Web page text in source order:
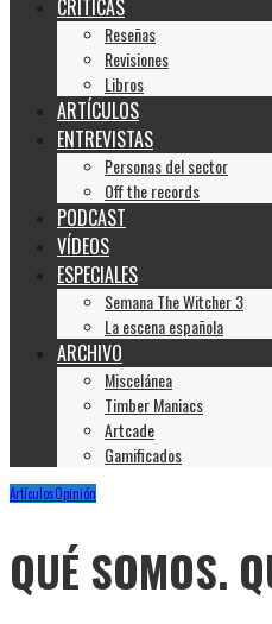
CRÍTICAS
Reseñas
Revisiones
Libros
ARTÍCULOS
ENTREVISTAS
Personas del sector
Off the records
PODCAST
VÍDEOS
ESPECIALES
Semana The Witcher 3
La escena española
ARCHIVO
Miscelánea
Timber Maniacs
Artcade
Gamificados
ArtículosOpinión
QUÉ SOMOS.